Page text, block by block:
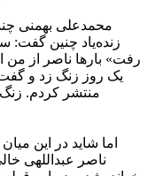
‏محمدعلی بهمنی
زنده‌یاد چنین گفت:
رفت» بارها ناصر از من
یک روز زنگ زد و گفت
منتشر کردم.
اما شاید در این
ناصر عبداللهی